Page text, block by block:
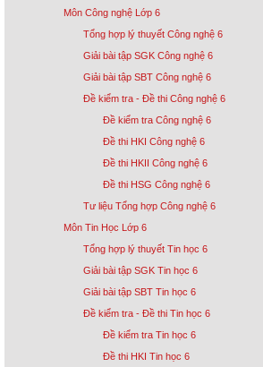
Môn Công nghệ Lớp 6
Tổng hợp lý thuyết Công nghệ 6
Giải bài tập SGK Công nghệ 6
Giải bài tập SBT Công nghệ 6
Đề kiểm tra - Đề thi Công nghệ 6
Đề kiểm tra Công nghệ 6
Đề thi HKI Công nghệ 6
Đề thi HKII Công nghệ 6
Đề thi HSG Công nghệ 6
Tư liệu Tổng hợp Công nghệ 6
Môn Tin Học Lớp 6
Tổng hợp lý thuyết Tin học 6
Giải bài tập SGK Tin học 6
Giải bài tập SBT Tin học 6
Đề kiểm tra - Đề thi Tin học 6
Đề kiểm tra Tin học 6
Đề thi HKI Tin học 6